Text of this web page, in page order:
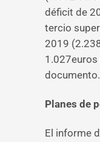
déficit de
tercio
2019
1.027euros
documento.
Planes de
El informe